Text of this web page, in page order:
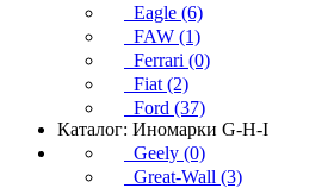
Eagle (6)
FAW (1)
Ferrari (0)
Fiat (2)
Ford (37)
Каталог: Иномарки G-H-I
Geely (0)
Great-Wall (3)